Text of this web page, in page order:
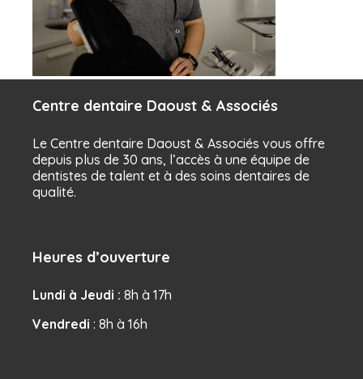
Centre dentaire Daoust & Associés
Le Centre dentaire Daoust & Associés vous offre
depuis plus de 30 ans, l’accès à une équipe de
dentistes de talent et à des soins dentaires de
qualité.
Heures d’ouverture
Lundi à Jeudi : 8h à 17h
Vendredi : 8h à 16h